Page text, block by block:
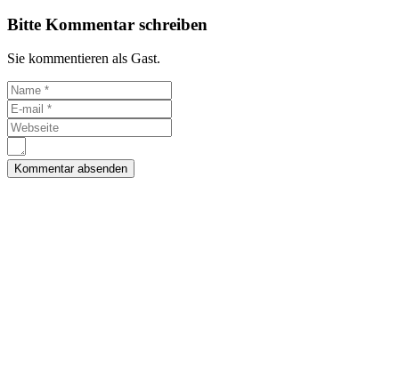
Bitte Kommentar schreiben
Sie kommentieren als Gast.